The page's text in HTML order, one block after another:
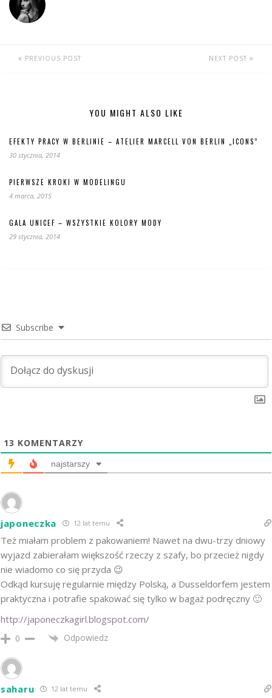
PREVIOUS POST NEXT POST
YOU MIGHT ALSO LIKE
EFEKTY PRACY W BERLINIE – ATELIER MARCELL VON BERLIN „ICONS”
30 stycznia, 2014
PIERWSZE KROKI W MODELINGU
4 marca, 2015
GALA UNICEF – WSZYSTKIE KOLORY MODY
29 stycznia, 2014
Subscribe
13 KOMENTARZY
najstarszy
japoneczka 12 lat temu
Też miałam problem z pakowaniem! Nawet na dwu-trzy dniowy
wyjazd zabierałam większość rzeczy z szafy, bo przecież nigdy
nie wiadomo co się przyda 😉
Odkąd kursuję regularnie między Polską, a Dusseldorfem jestem
praktyczna i potrafie spakować się tylko w bagaż podręczny 🙂
http://japoneczkagirl.blogspot.com/
0 Odpowiedz
saharu 12 lat temu